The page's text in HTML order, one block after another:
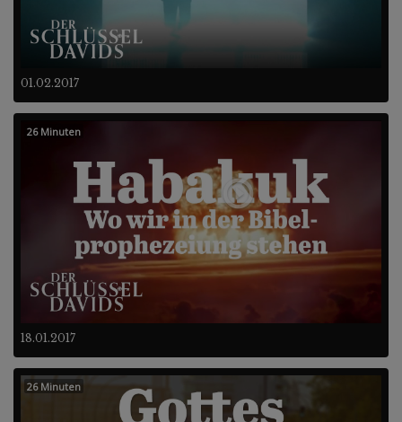
01.02.2017
18.01.2017
26 Minuten
26 Minuten